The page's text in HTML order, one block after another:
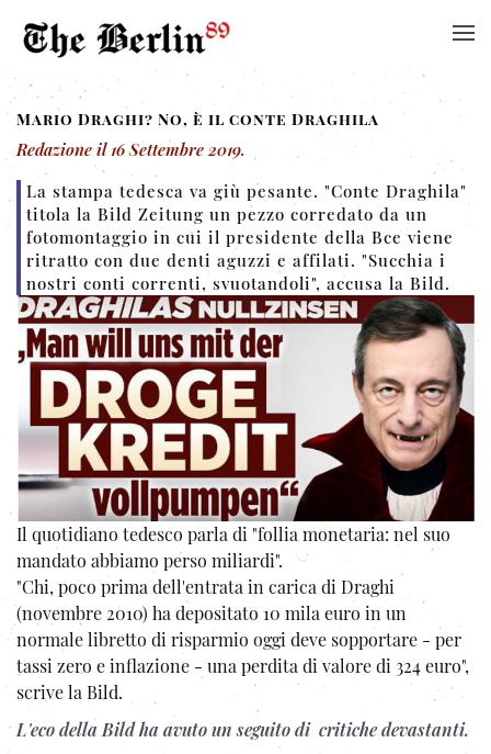
Mario Draghi? No, è il conte Draghila
Redazione il 16 Settembre 2019.
La stampa tedesca va giù pesante. "Conte Draghila"
titola la Bild Zeitung un pezzo corredato da un
fotomontaggio in cui il presidente della Bce viene
ritratto con due denti aguzzi e affilati. "Succhia i
nostri conti correnti, svuotandoli", accusa la Bild.
Il quotidiano tedesco parla di "follia monetaria: nel suo
mandato abbiamo perso miliardi".
"Chi, poco prima dell'entrata in carica di Draghi
(novembre 2010) ha depositato 10 mila euro in un
normale libretto di risparmio oggi deve sopportare - per
tassi zero e inflazione - una perdita di valore di 324 euro",
scrive la Bild.
L'eco della Bild ha avuto un seguito di critiche devastanti.